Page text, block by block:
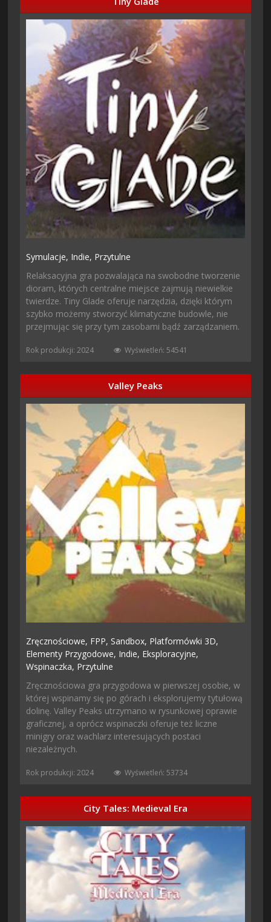
Symulacje, Indie, Przytulne
Relaksacyjna gra pozwalająca na swobodne tworzenie
dioram, których centralne miejsce zajmują niewielkie
twierdze. Tiny Glade oferuje narzędzia, dzięki którym
szybko możemy stworzyć klimatyczne budowle, nie
przejmując się przy tym zasobami bądź zarządzaniem.
Rok produkcji: 2024 Wyświetleń: 54541
Valley Peaks
Zręcznościowe, FPP,Sandbox, Platformówki 3D,
Elementy Przygodowe, Indie, Eksploracyjne,
Wspinaczka, Przytulne
Zręcznościowa gra przygodowa w pierwszej osobie, w
której wspinamy się po górach i eksplorujemy tytułową
dolinę. Valley Peaks utrzymano w rysunkowej oprawie
graficznej, a oprócz wspinaczki oferuje też liczne
minigry oraz wachlarz interesujących postaci
niezależnych.
Rok produkcji: 2024 Wyświetleń: 53734
City Tales: Medieval Era